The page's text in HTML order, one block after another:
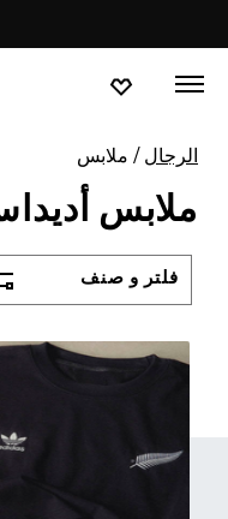
الرجال ملابس
ملابس
فلتر و صنف